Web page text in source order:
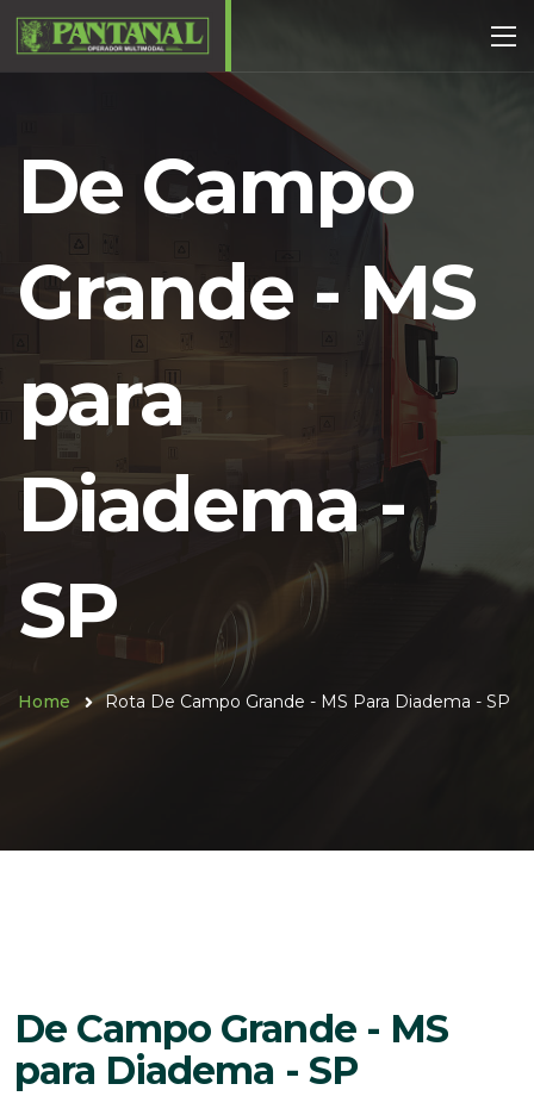
De Campo
Grande - MS
para
Diadema -
SP
Home Rota De Campo Grande - MS Para Diadema - SP
De Campo Grande - MS
para Diadema - SP